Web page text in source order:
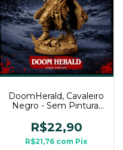
DoomHerald, Cavaleiro
Negro - Sem Pintura,
Para Rpg
R$22,90
R$21,76 com Pix